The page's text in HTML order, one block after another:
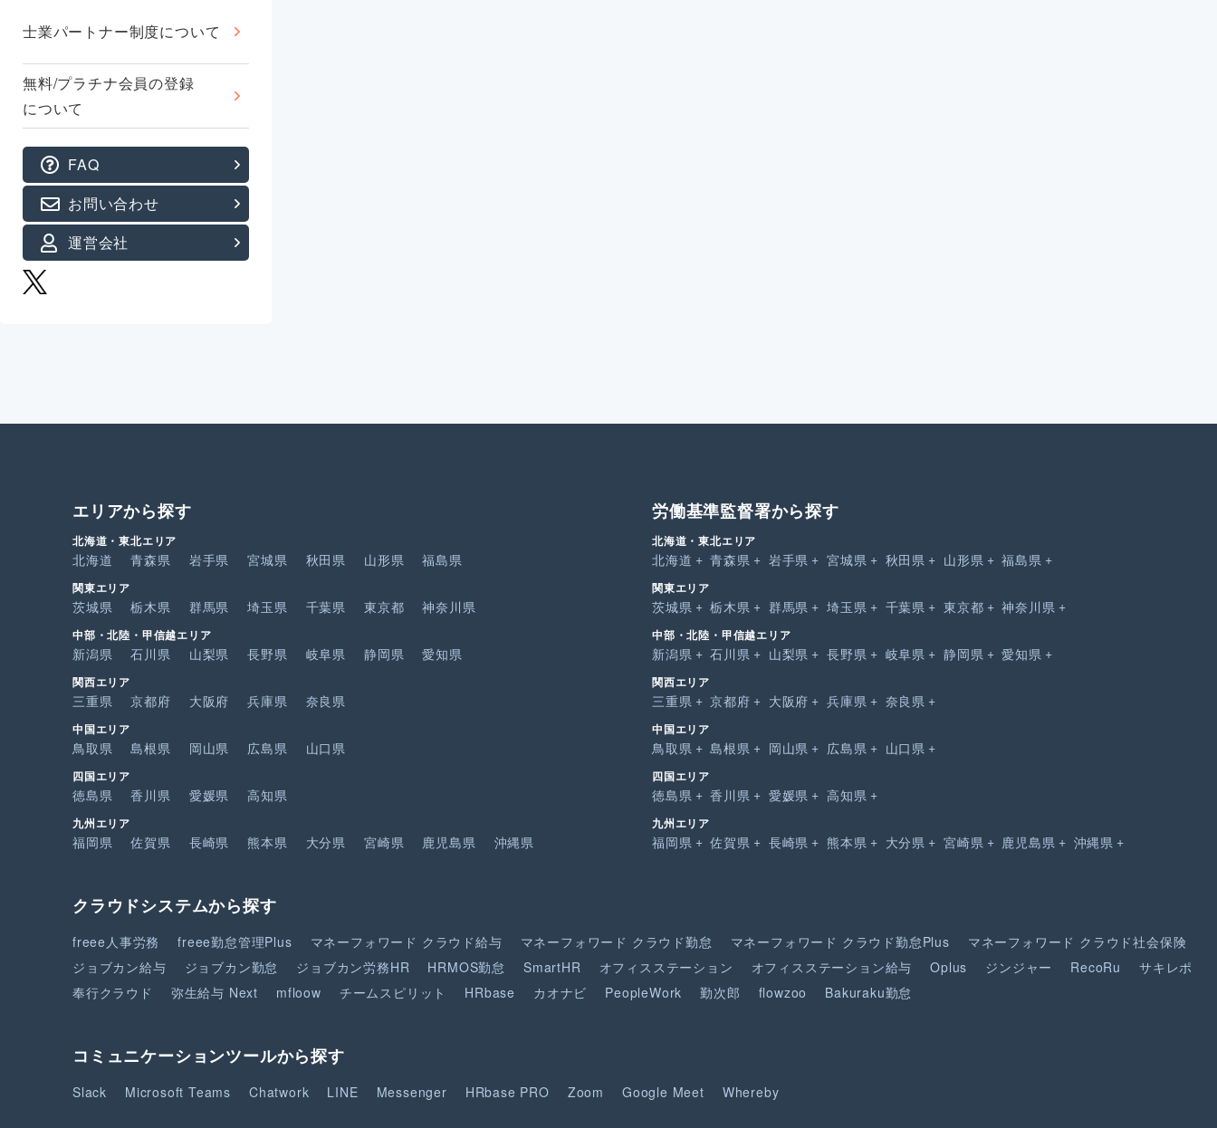
士業パートナー制度について
無料/プラチナ会員の登録
について
FAQ
お問い合わせ
運営会社
エリアから探す
北海道・東北エリア
北海道 青森県 岩手県 宮城県 秋田県 山形県 福島県
関東エリア
茨城県 栃木県 群馬県 埼玉県 千葉県 東京都 神奈川県
中部・北陸・甲信越エリア
新潟県 石川県 山梨県 長野県 岐阜県 静岡県 愛知県
関西エリア
三重県 京都府 大阪府 兵庫県 奈良県
中国エリア
鳥取県 島根県 岡山県 広島県 山口県
四国エリア
徳島県 香川県 愛媛県 高知県
九州エリア
福岡県 佐賀県 長崎県 熊本県 大分県 宮崎県 鹿児島県 沖縄県
労働基準監督署から探す
北海道・東北エリア
北海道 青森県 岩手県 宮城県 秋田県 山形県 福島県
関東エリア
茨城県 栃木県 群馬県 埼玉県 千葉県 東京都 神奈川県
中部・北陸・甲信越エリア
新潟県 石川県 山梨県 長野県 岐阜県 静岡県 愛知県
関西エリア
三重県 京都府 大阪府 兵庫県 奈良県
中国エリア
鳥取県 島根県 岡山県 広島県 山口県
四国エリア
徳島県 香川県 愛媛県 高知県
九州エリア
福岡県 佐賀県 長崎県 熊本県 大分県 宮崎県 鹿児島県 沖縄県
クラウドシステムから探す
freee人事労務 freee勤怠管理Plus マネーフォワード クラウド給与 マネーフォワード クラウド勤怠 マネーフォワード クラウド勤怠Plus マネーフォワード クラウド社会保険
ジョブカン給与
ジョブカン勤怠 ジョブカン労務HR HRMOS勤怠 SmartHR オフィスステーション オフィスステーション給与 Oplus ジンジャー RecoRu
サキレポ
奉行クラウド
弥生給与 Next mfloow チームスピリット HRbase カオナビ PeopleWork 勤次郎 flowzoo Bakuraku勤怠
コミュニケーションツールから探す
Slack Microsoft Teams Chatwork LINE Messenger HRbase PRO Zoom Google Meet Whereby